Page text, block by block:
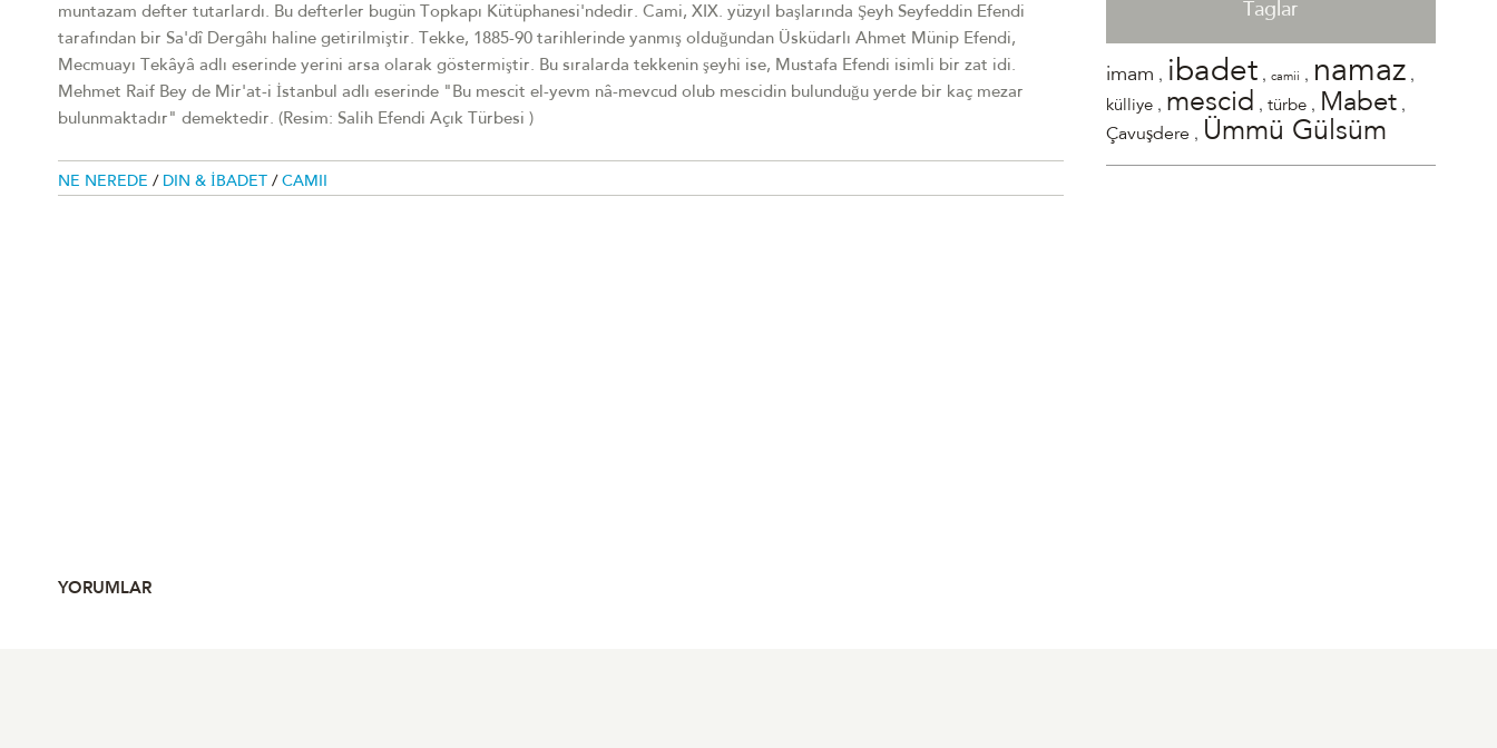
muntazam defter tutarlardı. Bu defterler bugün Topkapı Kütüphanesi'ndedir. Cami, XIX. yüzyıl başlarında Şeyh Seyfeddin Efendi
tarafından bir Sa'dî Dergâhı haline getirilmiştir. Tekke, 1885-90 tarihlerinde yanmış olduğundan Üsküdarlı Ahmet Münip Efendi,
Mecmuayı Tekâyâ adlı eserinde yerini arsa olarak göstermiştir. Bu sıralarda tekkenin şeyhi ise, Mustafa Efendi isimli bir zat idi.
Mehmet Raif Bey de Mir'at-i İstanbul adlı eserinde "Bu mescit el-yevm nâ-mevcud olub mescidin bulunduğu yerde bir kaç mezar
bulunmaktadır" demektedir. (Resim: Salih Efendi Açık Türbesi )
NE NEREDE / DIN & İBADET / CAMII
YORUMLAR
Taglar
imam , ibadet ,camii , namaz ,
külliye , mescid ,türbe , Mabet ,
Çavuşdere , Ümmü Gülsüm